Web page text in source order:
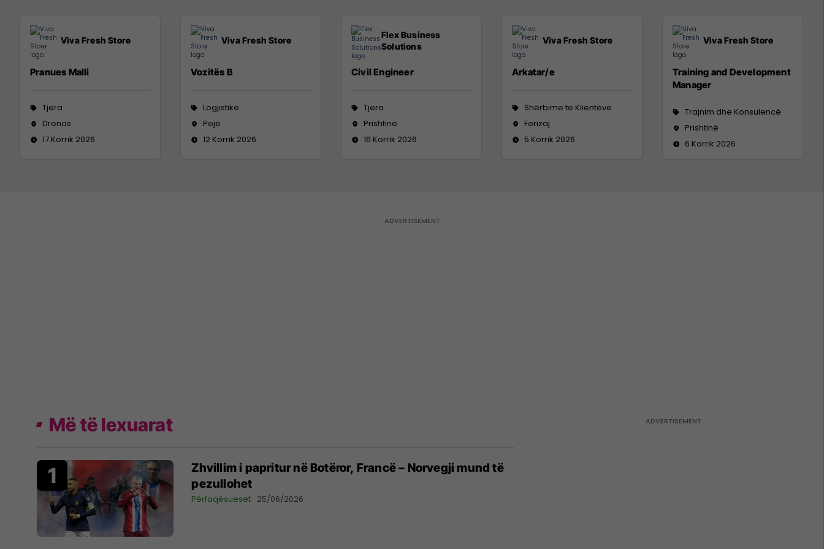
Viva Fresh Store
Pranues Malli
Tjera
Drenas
17 Korrik 2026
Viva Fresh Store
Vozitës B
Logjistikë
Pejë
12 Korrik 2026
Flex Business
Solutions
Civil Engineer
Tjera
Prishtinë
16 Korrik 2026
Viva Fresh Store
Arkatar/e
Shërbime te Klientëve
Ferizaj
5 Korrik 2026
Viva Fresh Store
Training and Development
Manager
Trajnim dhe Konsulencë
Prishtinë
6 Korrik 2026
Më të lexuarat
Zhvillim i papritur në Botëror, Francë – Norvegji mund të
pezullohet
Përfaqësueset 25/06/2026